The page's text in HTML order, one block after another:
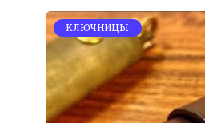
KЛЮЧНИЦЫ